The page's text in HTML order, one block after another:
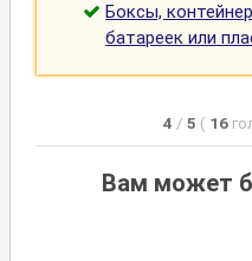
Боксы,
батареек или
4 / 5 ( 16
Вам может